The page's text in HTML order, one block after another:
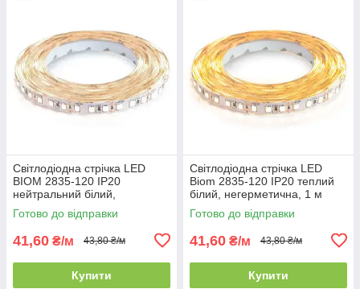
Світлодіодна стрічка LED
BIOM 2835-120 IP20
нейтральний білий,
негерметична, 1 м
Готово до відправки
41,60 ₴/м 43,80 ₴/м
Купити
Світлодіодна стрічка LED
Biom 2835-120 IP20 теплий
білий, негерметична, 1 м
Готово до відправки
41,60 ₴/м 43,80 ₴/м
Купити